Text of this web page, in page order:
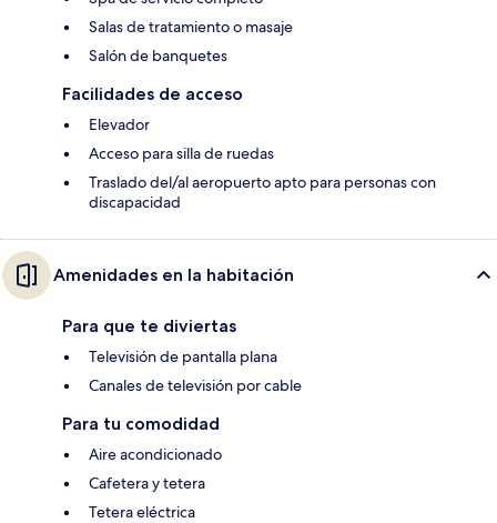
Salas de tratamiento o masaje
Salón de banquetes
Facilidades de acceso
Elevador
Acceso para silla de ruedas
Traslado del/al aeropuerto apto para personas con
discapacidad
Amenidades en la habitación
Para que te diviertas
Televisión de pantalla plana
Canales de televisión por cable
Para tu comodidad
Aire acondicionado
Cafetera y tetera
Tetera eléctrica